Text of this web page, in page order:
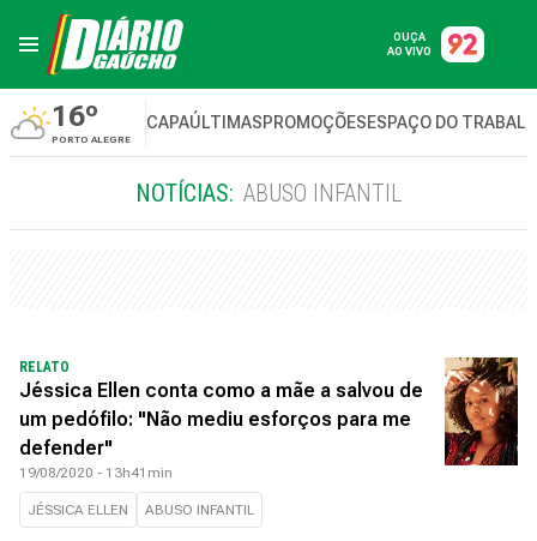
OUÇA
AO VIVO
16º
PORTO ALEGRE
CAPAÚLTIMASPROMOÇÕESESPAÇO DO
NOTÍCIAS: ABUSO INFANTIL
RELATO
Jéssica Ellen conta como a mãe a salvou de
um pedófilo: "Não mediu esforços para me
defender"
19/08/2020 - 13h41min
JÉSSICA ELLEN ABUSO INFANTIL